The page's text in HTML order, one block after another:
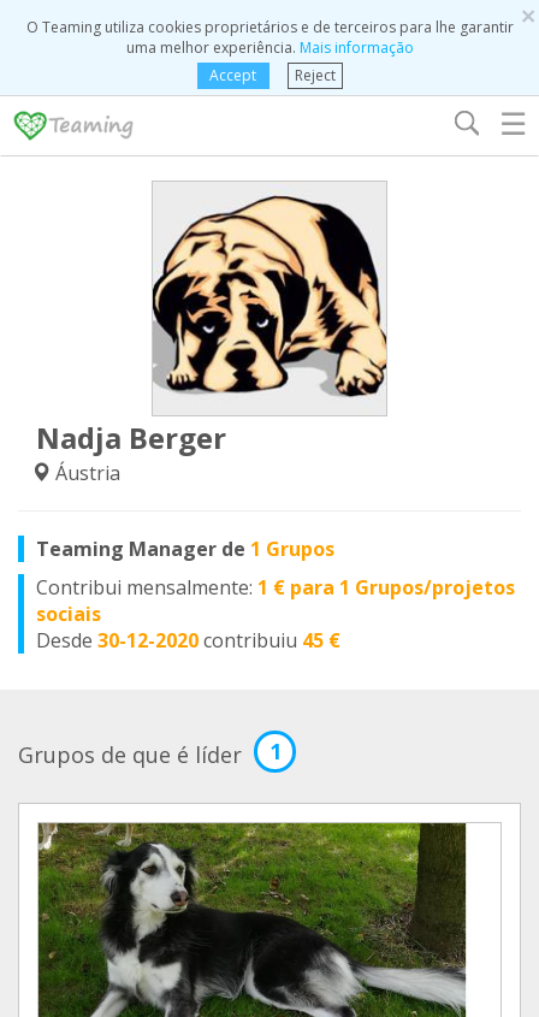
×
O Teaming utiliza cookies proprietários e de terceiros para lhe garantir
uma melhor experiência. Mais informação
Accept
Reject
☰
Nadja Berger
Áustria
Teaming Manager de 1 Grupos
Contribui mensalmente: 1 € para 1 Grupos/projetos
sociais
Desde 30-12-2020contribuiu 45 €
Grupos de que é líder 1